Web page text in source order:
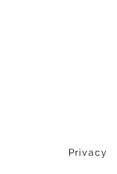
Privacy